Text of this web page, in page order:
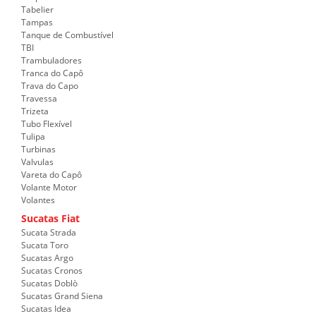
Tabelier
Tampas
Tanque de Combustível
TBI
Trambuladores
Tranca do Capô
Trava do Capo
Travessa
Trizeta
Tubo Flexível
Tulipa
Turbinas
Valvulas
Vareta do Capô
Volante Motor
Volantes
Sucatas Fiat
Sucata Strada
Sucata Toro
Sucatas Argo
Sucatas Cronos
Sucatas Doblò
Sucatas Grand Siena
Sucatas Idea